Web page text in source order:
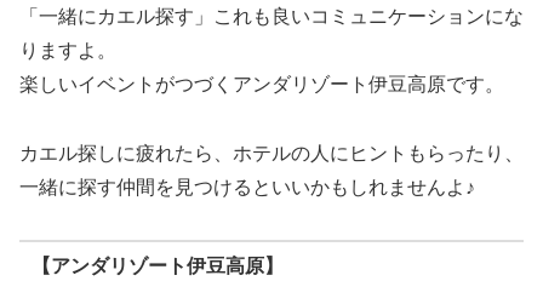
「一緒にカエル探す」これも良いコミュニケーションにな
りますよ。
楽しいイベントがつづくアンダリゾート伊豆高原です。
カエル探しに疲れたら、ホテルの人にヒントもらったり、
一緒に探す仲間を見つけるといいかもしれませんよ♪
【アンダリゾート伊豆高原】